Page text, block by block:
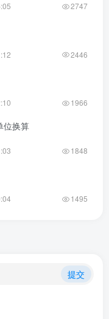
2747
2446
1966
位换算
1848
1495
提交